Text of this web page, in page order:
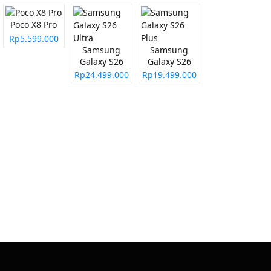
Poco X8 Pro
Rp5.599.000
Samsung
Galaxy S26
Ultra
Rp24.499.000
Samsung
Galaxy S26
Plus
Rp19.499.000